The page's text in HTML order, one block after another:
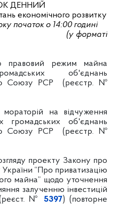
ДЕННИЙ
економічного розвитку
початок о 14:00 годині
(у форматі
правовий режим майна
об'єднань
Союзу РСР
(реєстр. №
на відчуження
громадських об'єднань
Союзу РСР
(реєстр. №
проекту Закону про
“Про приватизацію
майна” щодо уточнення
залученню інвестицій
(реєст. № 5397) (повторне